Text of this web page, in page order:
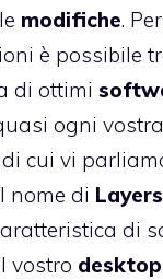
modifiche.
è possibile
di ottimi
ogni
di cui vi
nome di Layers
di
vostro desktop